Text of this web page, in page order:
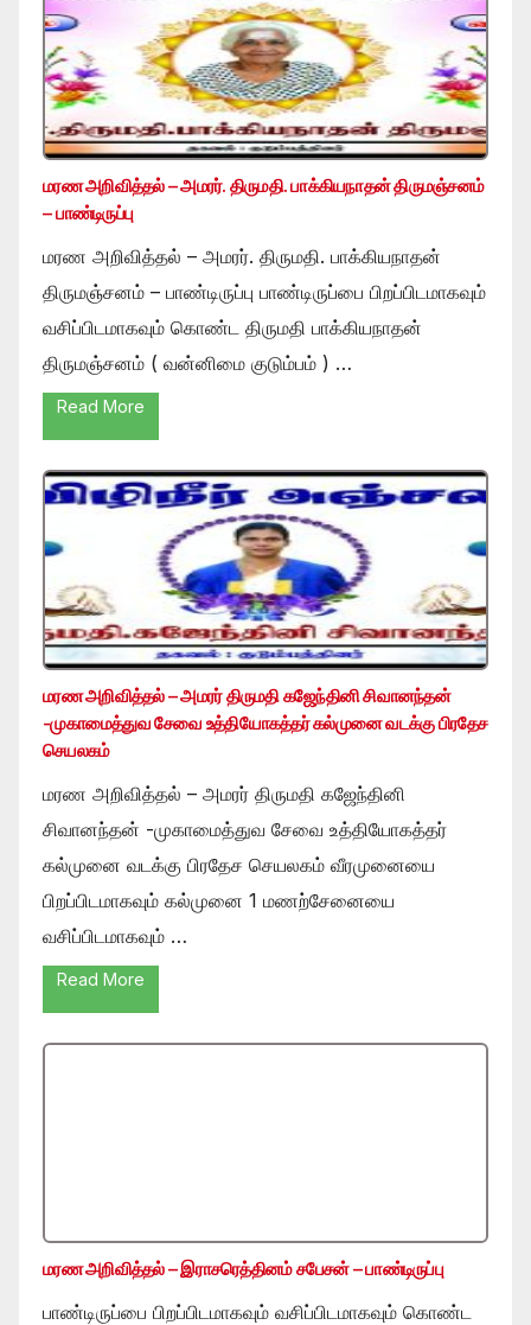
மரண அறிவித்தல் – அமரர். திருமதி. பாக்கியநாதன் திருமஞ்சனம்
– பாண்டிருப்பு
மரண அறிவித்தல் – அமரர். திருமதி. பாக்கியநாதன்
திருமஞ்சனம் – பாண்டிருப்பு பாண்டிருப்பை பிறப்பிடமாகவும்
வசிப்பிடமாகவும் கொண்ட திருமதி பாக்கியநாதன்
திருமஞ்சனம் ( வன்னிமை குடும்பம் ) …
Read More
மரண அறிவித்தல் – அமரர் திருமதி கஜேந்தினி சிவானந்தன்
-முகாமைத்துவ சேவை உத்தியோகத்தர் கல்முனை வடக்கு பிரதேச
செயலகம்
மரண அறிவித்தல் – அமரர் திருமதி கஜேந்தினி
சிவானந்தன் -முகாமைத்துவ சேவை உத்தியோகத்தர்
கல்முனை வடக்கு பிரதேச செயலகம் வீரமுனையை
பிறப்பிடமாகவும் கல்முனை 1 மணற்சேனையை
வசிப்பிடமாகவும் …
Read More
மரண அறிவித்தல் – இராசரெத்தினம் சபேசன் – பாண்டிருப்பு
பாண்டிருப்பை பிறப்பிடமாகவும் வசிப்பிடமாகவும் கொண்ட